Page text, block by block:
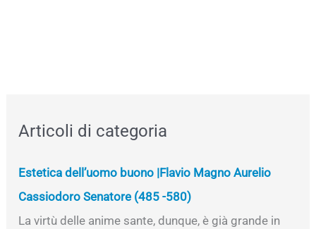
Articoli di categoria
Estetica dell’uomo buono |Flavio Magno Aurelio
Cassiodoro Senatore (485 -580)
La virtù delle anime sante, dunque, è già grande in